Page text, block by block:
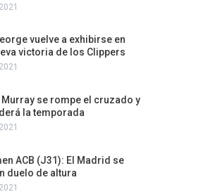
vuelve a exhibirse en
victoria de los Clippers
se rompe el cruzado y
la temporada
ACB (J31): El Madrid se
duelo de altura